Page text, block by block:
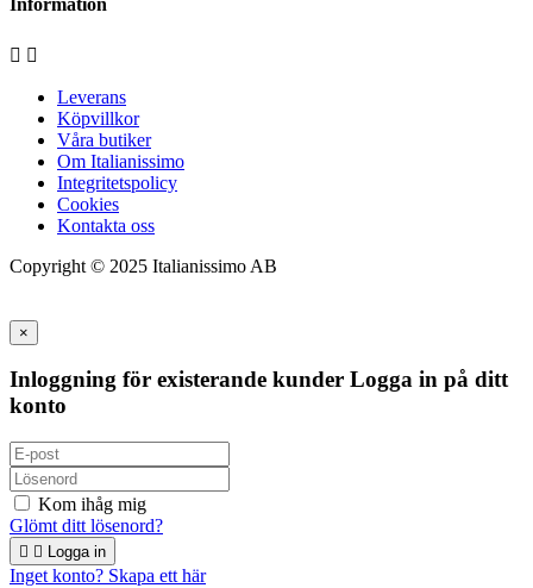
Information
 
Leverans
Köpvillkor
Våra butiker
Om Italianissimo
Integritetspolicy
Cookies
Kontakta oss
Copyright © 2025 Italianissimo AB
×
Inloggning för existerande kunder Logga in på ditt
konto
Kom ihåg mig
Glömt ditt lösenord?
  Logga in
Inget konto? Skapa ett här